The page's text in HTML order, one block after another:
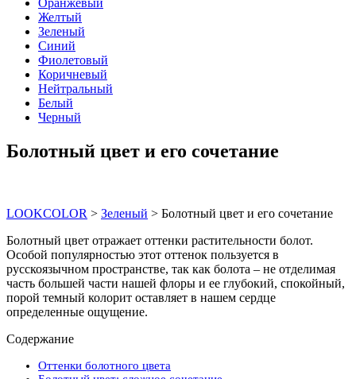
Оранжевый
Желтый
Зеленый
Синий
Фиолетовый
Коричневый
Нейтральный
Белый
Черный
Болотный цвет и его сочетание
LOOKCOLOR > Зеленый > Болотный цвет и его сочетание
Болотный цвет отражает оттенки растительности болот.
Особой популярностью этот оттенок пользуется в
русскоязычном пространстве, так как болота – не отделимая
часть большей части нашей флоры и ее глубокий, спокойный,
порой темный колорит оставляет в нашем сердце
определенные ощущение.
Содержание
Оттенки болотного цвета